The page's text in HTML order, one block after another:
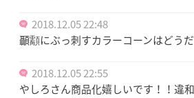
2018.12.05 22:48
顳顬にぶっ刺すカラーコーンはどう
2018.12.05 22:55
やしろさん商品化嬉しいです！！違